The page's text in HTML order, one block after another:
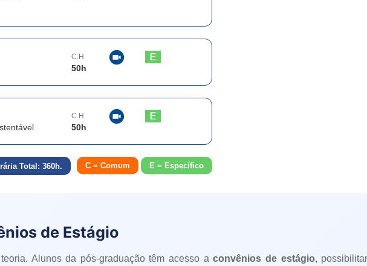
C.H
50h
C.H
50h
Total: 360h. C = Comum E = Específico
de Estágio
Alunos da pós-graduação têm acesso aconvênios de estágio,